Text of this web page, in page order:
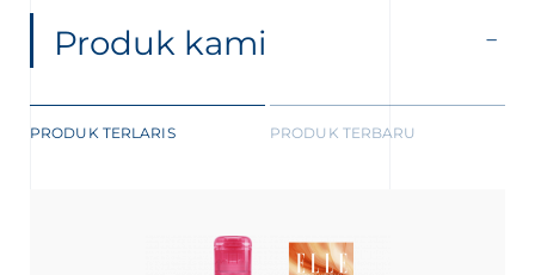
Produk kami
PRODUK TERLARIS PRODUK TERBARU